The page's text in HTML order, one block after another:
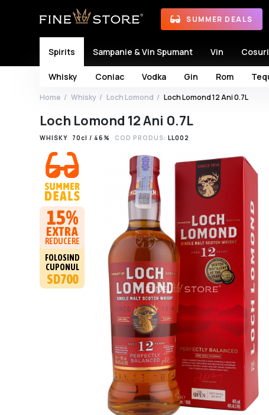
SUMMER DEALS
Spirits
Whisky Coniac Vodka Gin Rom
Sampanie & Vin Spumant Vin
Home Whisky Loch Lomond Loch Lomond 12 Ani 0.7L
Loch Lomond 12 Ani 0.7L
WHISKY 70cl / 46% COD PRODUS: LL002
15%
EXTRA
REDUCERE
FOLOSIND
CUPONUL
SD700